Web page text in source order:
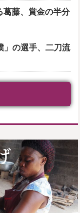
葛藤、賞金の半分
」の選手、二刀流